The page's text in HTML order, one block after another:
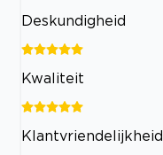
Deskundigheid
Kwaliteit
Klantvriendelijkheid